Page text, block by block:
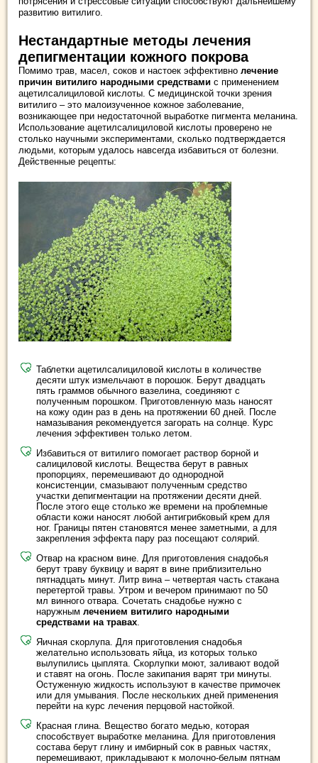
развитию витилиго.
Нестандартные методы лечения
депигментации кожного покрова
Помимо трав, масел, соков и настоек эффективно лечение
причин витилиго народными средствами с применением
ацетилсалициловой кислоты. С медицинской точки зрения
витилиго – это малоизученное кожное заболевание,
возникающее при недостаточной выработке пигмента меланина.
Использование ацетилсалициловой кислоты проверено не
столько научными экспериментами, сколько подтверждается
людьми, которым удалось навсегда избавиться от болезни.
Действенные рецепты:
Таблетки ацетилсалициловой кислоты в количестве
десяти штук измельчают в порошок. Берут двадцать
пять граммов обычного вазелина, соединяют с
полученным порошком. Приготовленную мазь наносят
на кожу один раз в день на протяжении 60 дней. После
намазывания рекомендуется загорать на солнце. Курс
лечения эффективен только летом.
Избавиться от витилиго помогает раствор борной и
салициловой кислоты. Вещества берут в равных
пропорциях, перемешивают до однородной
консистенции, смазывают полученным средство
участки депигментации на протяжении десяти дней.
После этого еще столько же времени на проблемные
области кожи наносят любой антигрибковый крем для
ног. Границы пятен становятся менее заметными, а для
закрепления эффекта пару раз посещают солярий.
Отвар на красном вине. Для приготовления снадобья
берут траву буквицу и варят в вине приблизительно
пятнадцать минут. Литр вина – четвертая часть стакана
перетертой травы. Утром и вечером принимают по 50
мл винного отвара. Сочетать снадобье нужно с
наружным лечением витилиго народными
средствами на травах.
Яичная скорлупа. Для приготовления снадобья
желательно использовать яйца, из которых только
вылупились цыплята. Скорлупки моют, заливают водой
и ставят на огонь. После закипания варят три минуты.
Остуженную жидкость используют в качестве примочек
или для умывания. После нескольких дней применения
перейти на курс лечения перцовой настойкой.
Красная глина. Вещество богато медью, которая
способствует выработке меланина. Для приготовления
состава берут глину и имбирный сок в равных частях,
перемешивают, прикладывают к молочно-белым пятнам